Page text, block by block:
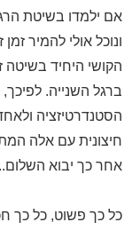
אם ילמדו בשיטת
ונוכל אולי להמיר
הקושי היחיד בשיטה
ברגל השנייה.
הסטנדרטיזציה
חיצונית עם אלה
אחר כך יבוא
כל כך פשוט, כל כך